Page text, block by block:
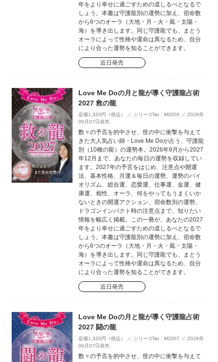
年をより幸せに過ごすための道しるべとなるで
しょう。本書は守護龍別の運勢に加え、宿命数
から6つのオーラ（大地・月・火・風・太陽・
海）を導き出します。同じ守護龍でも、まとう
オーラによって性格や運命は異なるため、自分
により合った運勢を知ることができます。
近日発売
Love Me Doの月と龍が導く守護龍占術
2027 救の龍
定価1,320円（税込） ／ シリーズNo：M2006 ／ 2026年
09月07日発売
数々の予言を的中させ、世の中に衝撃を与えて
きた大人気占い師・Love Me Doが占う、守護龍
別（10種の龍）の運勢本。2026年9月から2027
年12月まで、あなたの毎日の運勢を収録してい
ます。2027年の予言をはじめ、注意点や開運
法、基本性格、月運＆毎日の運勢、運勢のバイ
オリズム、総合運、恋愛運、仕事運、金運、健
康運、相性、オーラ、何をやってもうまくいか
ないときの開運アクション、宿命数別の運勢、
ドラゴンインパクト時の注意点まで、知りたい
情報を幅広く掲載。この一冊が、あなたの2027
年をより幸せに過ごすための道しるべとなるで
しょう。本書は守護龍別の運勢に加え、宿命数
から6つのオーラ（大地・月・火・風・太陽・
海）を導き出します。同じ守護龍でも、まとう
オーラによって性格や運命は異なるため、自分
により合った運勢を知ることができます。
近日発売
Love Me Doの月と龍が導く守護龍占術
2027 闘の龍
定価1,320円（税込） ／ シリーズNo：M2007 ／ 2026年
09月07日発売
数々の予言を的中させ、世の中に衝撃を与えて